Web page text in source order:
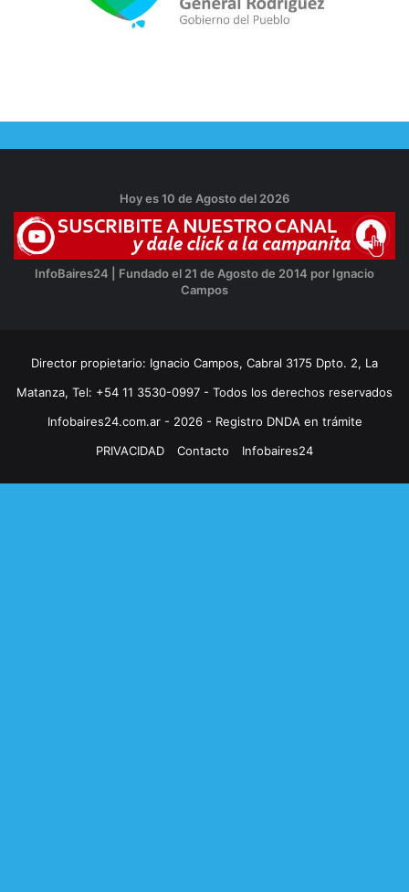
Hoy es 10 de Agosto del 2026
InfoBaires24 | Fundado el 21 de Agosto de 2014 por Ignacio
Campos
Director propietario: Ignacio Campos, Cabral 3175 Dpto. 2, La
Matanza, Tel: +54 11 3530-0997 - Todos los derechos reservados
Infobaires24.com.ar - 2026 - Registro DNDA en trámite
PRIVACIDAD
Contacto Infobaires24